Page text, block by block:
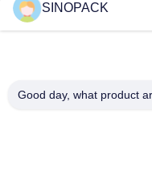
SINOPACK
Good day, what product